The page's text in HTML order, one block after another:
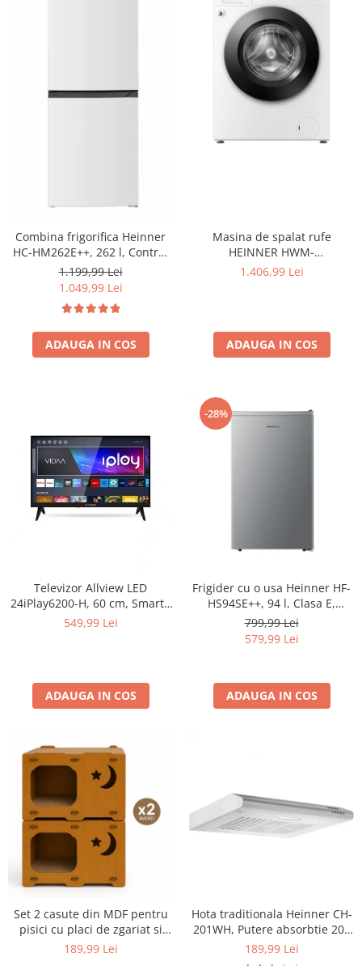
Combina frigorifica Heinner
HC-HM262E++, 262 l, Control
electronic, Iluminare LED, Usi
reversibile, Clasa E, H 180 cm,
Alb
1.199,99 Lei
1.049,99 Lei
ADAUGA IN COS
Masina de spalat rufe
HEINNER HWM-
HME9014IVA10+++, 9 KG, 1400
1.406,99 Lei
ADAUGA IN COS
Televizor Allview LED
24iPlay6200-H, 60 cm, Smart ,
HD, Clasa E - Copie
549,99 Lei
ADAUGA IN COS
-28%
Frigider cu o usa Heinner HF-
HS94SE++, 94 l, Clasa E,
Iluminare LED, Rafturi sticla,
H 84 cm, Argintiu - Resigilat
799,99 Lei
579,99 Lei
ADAUGA IN COS
Set 2 casute din MDF pentru
pisici cu placi de zgariat si
terasa, Buntz, pentru interior,
189,99 Lei
Hota traditionala Heinner CH-
201WH, Putere absorbtie 209
mc/h, 1 motor, 60 cm, Alb
189,99 Lei